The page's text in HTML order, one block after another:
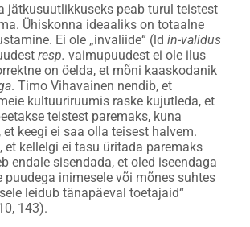
jätkusuutlikkuseks peab turul teistest
Ühiskonna ideaaliks on totaalne
Ei ole „invaliide“ (ld in-validus
resp. vaimupuudest ei ole ilus
on öelda, et mõni kaaskodanik
. Timo Vihavainen nendib, et
kultuuriruumis raske kujutleda, et
teistest paremaks, kuna
et keegi ei saa olla teisest halvem.
et kellelgi ei tasu üritada paremaks
endale sisendada, et oled iseendaga
puudega inimesele või mõnes suhtes
leidub tänapäeval toetajaid“
143).